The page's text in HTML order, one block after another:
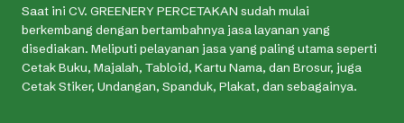
Saat ini CV. GREENERY PERCETAKAN sudah mulai
berkembang dengan bertambahnya jasa layanan yang
disediakan. Meliputi pelayanan jasa yang paling utama seperti
Cetak Buku, Majalah, Tabloid, Kartu Nama, dan Brosur, juga
Cetak Stiker, Undangan, Spanduk, Plakat, dan sebagainya.